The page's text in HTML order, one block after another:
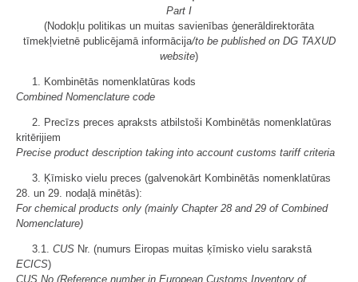
Part I
(Nodokļu politikas un muitas savienības ģenerāldirektorāta
tīmekļvietnē publicējamā informācija/to be published on DG TAXUD
website)
1. Kombinētās nomenklatūras kods
Combined Nomenclature code
2. Precīzs preces apraksts atbilstoši Kombinētās nomenklatūras
kritērijiem
Precise product description taking into account customs tariff criteria
3. Ķīmisko vielu preces (galvenokārt Kombinētās nomenklatūras
28. un 29. nodaļā minētās):
For chemical products only (mainly Chapter 28 and 29 of Combined
Nomenclature)
3.1. CUS Nr. (numurs Eiropas muitas ķīmisko vielu sarakstā
ECICS)
CUS No (Reference number in European Customs Inventory of